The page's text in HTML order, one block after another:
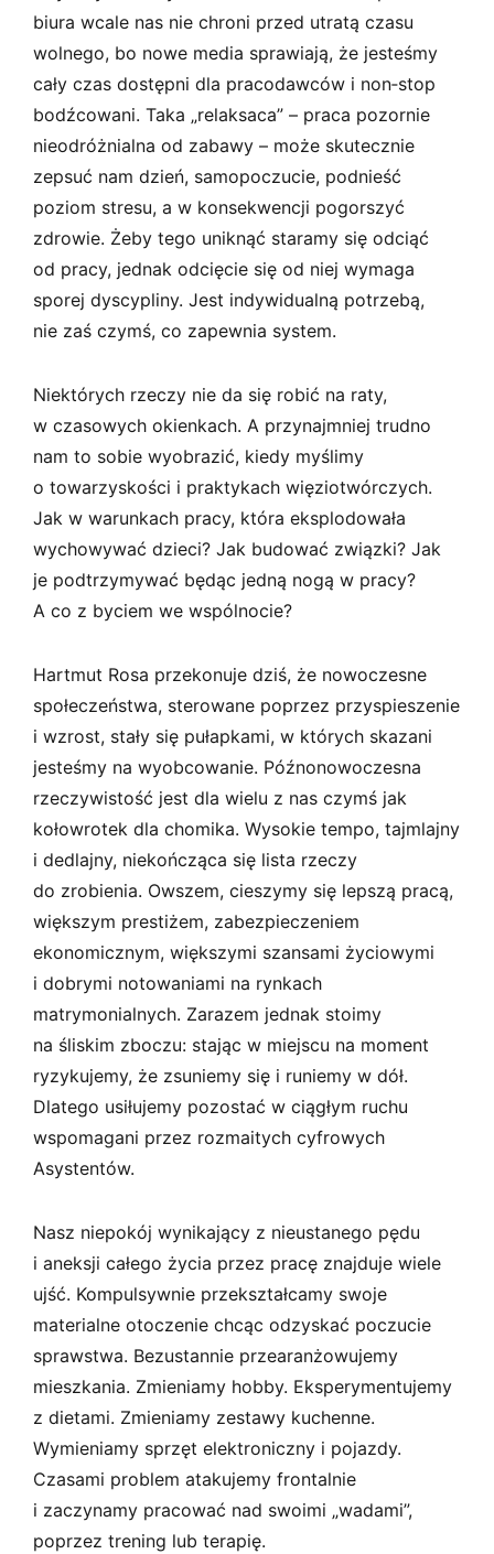
biura wcale nas nie chroni przed utratą czasu
wolnego, bo nowe media sprawiają, że jesteśmy
cały czas dostępni dla pracodawców i non‑stop
bodźcowani. Taka „relaksaca” – praca pozornie
nieodróżnialna od zabawy – może skutecznie
zepsuć nam dzień, samopoczucie, podnieść
poziom stresu, a w konsekwencji pogorszyć
zdrowie. Żeby tego uniknąć staramy się odciąć
od pracy, jednak odcięcie się od niej wymaga
sporej dyscypliny. Jest indywidualną potrzebą,
nie zaś czymś, co zapewnia system.
Niektórych rzeczy nie da się robić na raty,
w czasowych okienkach. A przynajmniej trudno
nam to sobie wyobrazić, kiedy myślimy
o towarzyskości i praktykach więziotwórczych.
Jak w warunkach pracy, która eksplodowała
wychowywać dzieci? Jak budować związki? Jak
je podtrzymywać będąc jedną nogą w pracy?
A co z byciem we wspólnocie?
Hartmut Rosa przekonuje dziś, że nowoczesne
społeczeństwa, sterowane poprzez przyspieszenie
i wzrost, stały się pułapkami, w których skazani
jesteśmy na wyobcowanie. Późnonowoczesna
rzeczywistość jest dla wielu z nas czymś jak
kołowrotek dla chomika. Wysokie tempo, tajmlajny
i dedlajny, niekończąca się lista rzeczy
do zrobienia. Owszem, cieszymy się lepszą pracą,
większym prestiżem, zabezpieczeniem
ekonomicznym, większymi szansami życiowymi
i dobrymi notowaniami na rynkach
matrymonialnych. Zarazem jednak stoimy
na śliskim zboczu: stając w miejscu na moment
ryzykujemy, że zsuniemy się i runiemy w dół.
Dlatego usiłujemy pozostać w ciągłym ruchu
wspomagani przez rozmaitych cyfrowych
Asystentów.
Nasz niepokój wynikający z nieustanego pędu
i aneksji całego życia przez pracę znajduje wiele
ujść. Kompulsywnie przekształcamy swoje
materialne otoczenie chcąc odzyskać poczucie
sprawstwa. Bezustannie przearanżowujemy
mieszkania. Zmieniamy hobby. Eksperymentujemy
z dietami. Zmieniamy zestawy kuchenne.
Wymieniamy sprzęt elektroniczny i pojazdy.
Czasami problem atakujemy frontalnie
i zaczynamy pracować nad swoimi „wadami”,
poprzez trening lub terapię.